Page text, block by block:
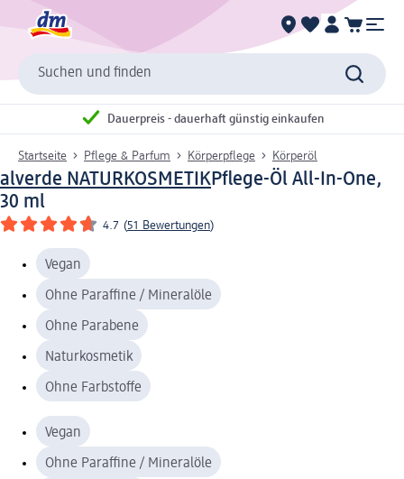
Suchen und finden
Dauerpreis - dauerhaft günstig einkaufen
Startseite Pflege & Parfum Körperpflege Körperöl
alverde NATURKOSMETIKPflege-Öl All-In-One,
30 ml
4.7 (51 Bewertungen)
Vegan
Ohne Paraffine / Mineralöle
Ohne Parabene
Naturkosmetik
Ohne Farbstoffe
Vegan
Ohne Paraffine / Mineralöle